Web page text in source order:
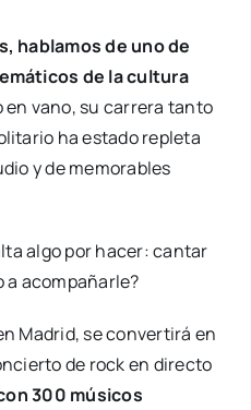
hablamos de uno de
de la cultura
en vano, su carrera tanto
ha estado repleta
y de memorables
algo por hacer: cantar
a acompañarle?
Madrid, se convertirá en
de rock en directo
300 músicos